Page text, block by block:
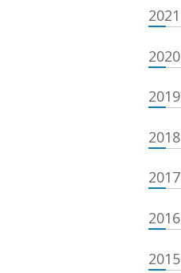
2021
2020
2019
2018
2017
2016
2015